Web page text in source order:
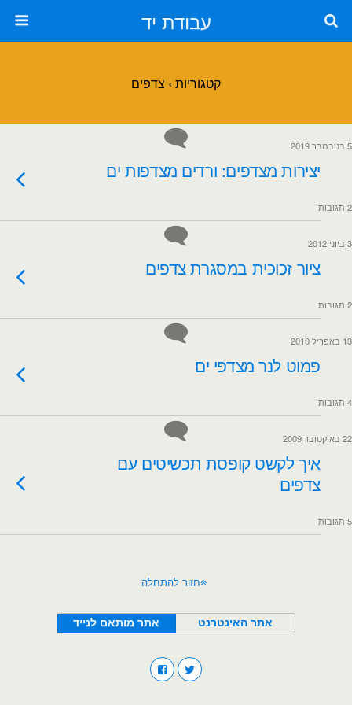
עבודת יד
קטגוריות › צדפים
5 בנובמבר 2019
יצירות מצדפים: ורדים מצדפות ים
2 תגובות
3 ביוני 2012
ציור זכוכית במסגרת צדפים
2 תגובות
13 באפריל 2010
פמוט לנר מצדפי ים
4 תגובות
22 באוקטובר 2009
איך לקשט קופסת תכשיטים עם
צדפים
5 תגובות
חזור להתחלה
אתר מותאם לנייד אתר האינטרנט